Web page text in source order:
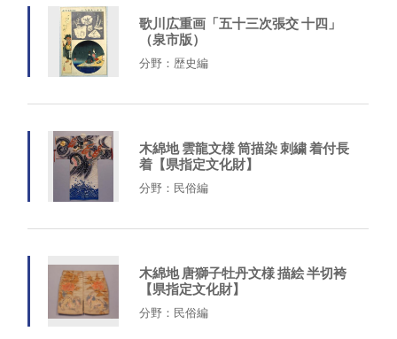
歌川広重画「五十三次張交 十四」
（泉市版）
分野：歴史編
木綿地 雲龍文様 筒描染 刺繍 着付長
着【県指定文化財】
分野：民俗編
木綿地 唐獅子牡丹文様 描絵 半切袴
【県指定文化財】
分野：民俗編